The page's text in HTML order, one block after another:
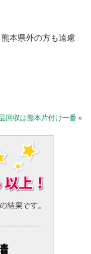
本県外の方も遠慮
回収は熊本片付け一番 »